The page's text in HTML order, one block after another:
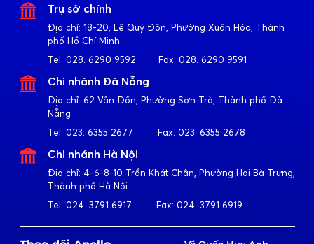
Trụ sở chính
Địa chỉ: 18-20, Lê Quý Đôn, Phường Xuân Hòa, Thành
phố Hồ Chí Minh
Tel: 028. 6290 9592 Fax: 028. 6290 9591
Chi nhánh Đà Nẵng
Địa chỉ: 62 Vân Đồn, Phường Sơn Trà, Thành phố Đà
Nẵng
Tel: 023. 6355 2677 Fax: 023. 6355 2678
Chi nhánh Hà Nội
Địa chỉ: 4-6-8-10 Trần Khát Chân, Phường Hai Bà Trưng,
Thành phố Hà Nội
Tel: 024. 3791 6917 Fax: 024. 3791 6919